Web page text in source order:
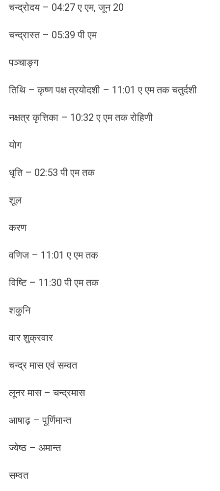
चन्द्रोदय – 04:27 ए एम, जून 20
चन्द्रास्त – 05:39 पी एम
पञ्चाङ्ग
तिथि – कृष्ण पक्ष त्रयोदशी – 11:01 ए एम तक चतुर्दशी
नक्षत्र कृत्तिका – 10:32 ए एम तक रोहिणी
योग
धृति – 02:53 पी एम तक
शूल
करण
वणिज – 11:01 ए एम तक
विष्टि – 11:30 पी एम तक
शकुनि
वार शुक्रवार
चन्द्र मास एवं सम्वत
लूनर मास – चन्द्रमास
आषाढ़ – पूर्णिमान्त
ज्येष्ठ – अमान्त
सम्वत